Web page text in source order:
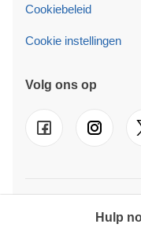
Hulp
Cookiebeleid
Cookie instellingen
Volg ons op
© 2026 Pineca B.V.
-AT-PL